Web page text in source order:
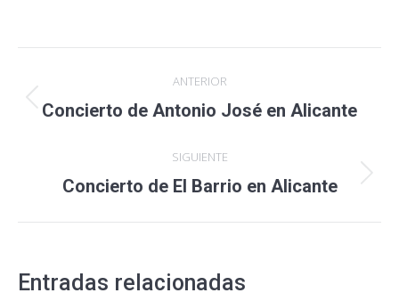
FacebookTwitter PinterestLinkedIn
entre
publicaciones
ANTERIOR
Publicación
Concierto de Antonio José en Alicante
SIGUIENTE
Publicación
Concierto de El Barrio en Alicante
Entradas relacionadas